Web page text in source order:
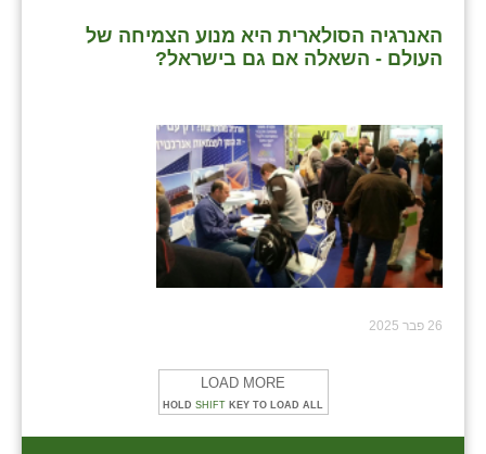
האנרגיה הסולארית היא מנוע הצמיחה של
העולם - השאלה אם גם בישראל?
26 פבר 2025
LOAD MORE
HOLD SHIFT KEY TO LOAD ALL